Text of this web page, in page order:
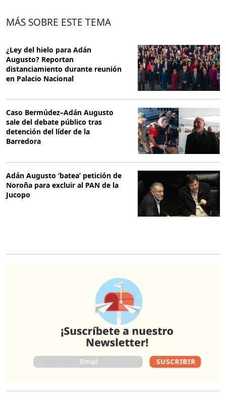
MÁS SOBRE ESTE TEMA
¿Ley del hielo para Adán
Augusto? Reportan
distanciamiento durante reunión
en Palacio Nacional
Caso Bermúdez–Adán Augusto
sale del debate público tras
detención del líder de la
Barredora
Adán Augusto ‘batea’ petición de
Noroña para excluir al PAN de la
Jucopo